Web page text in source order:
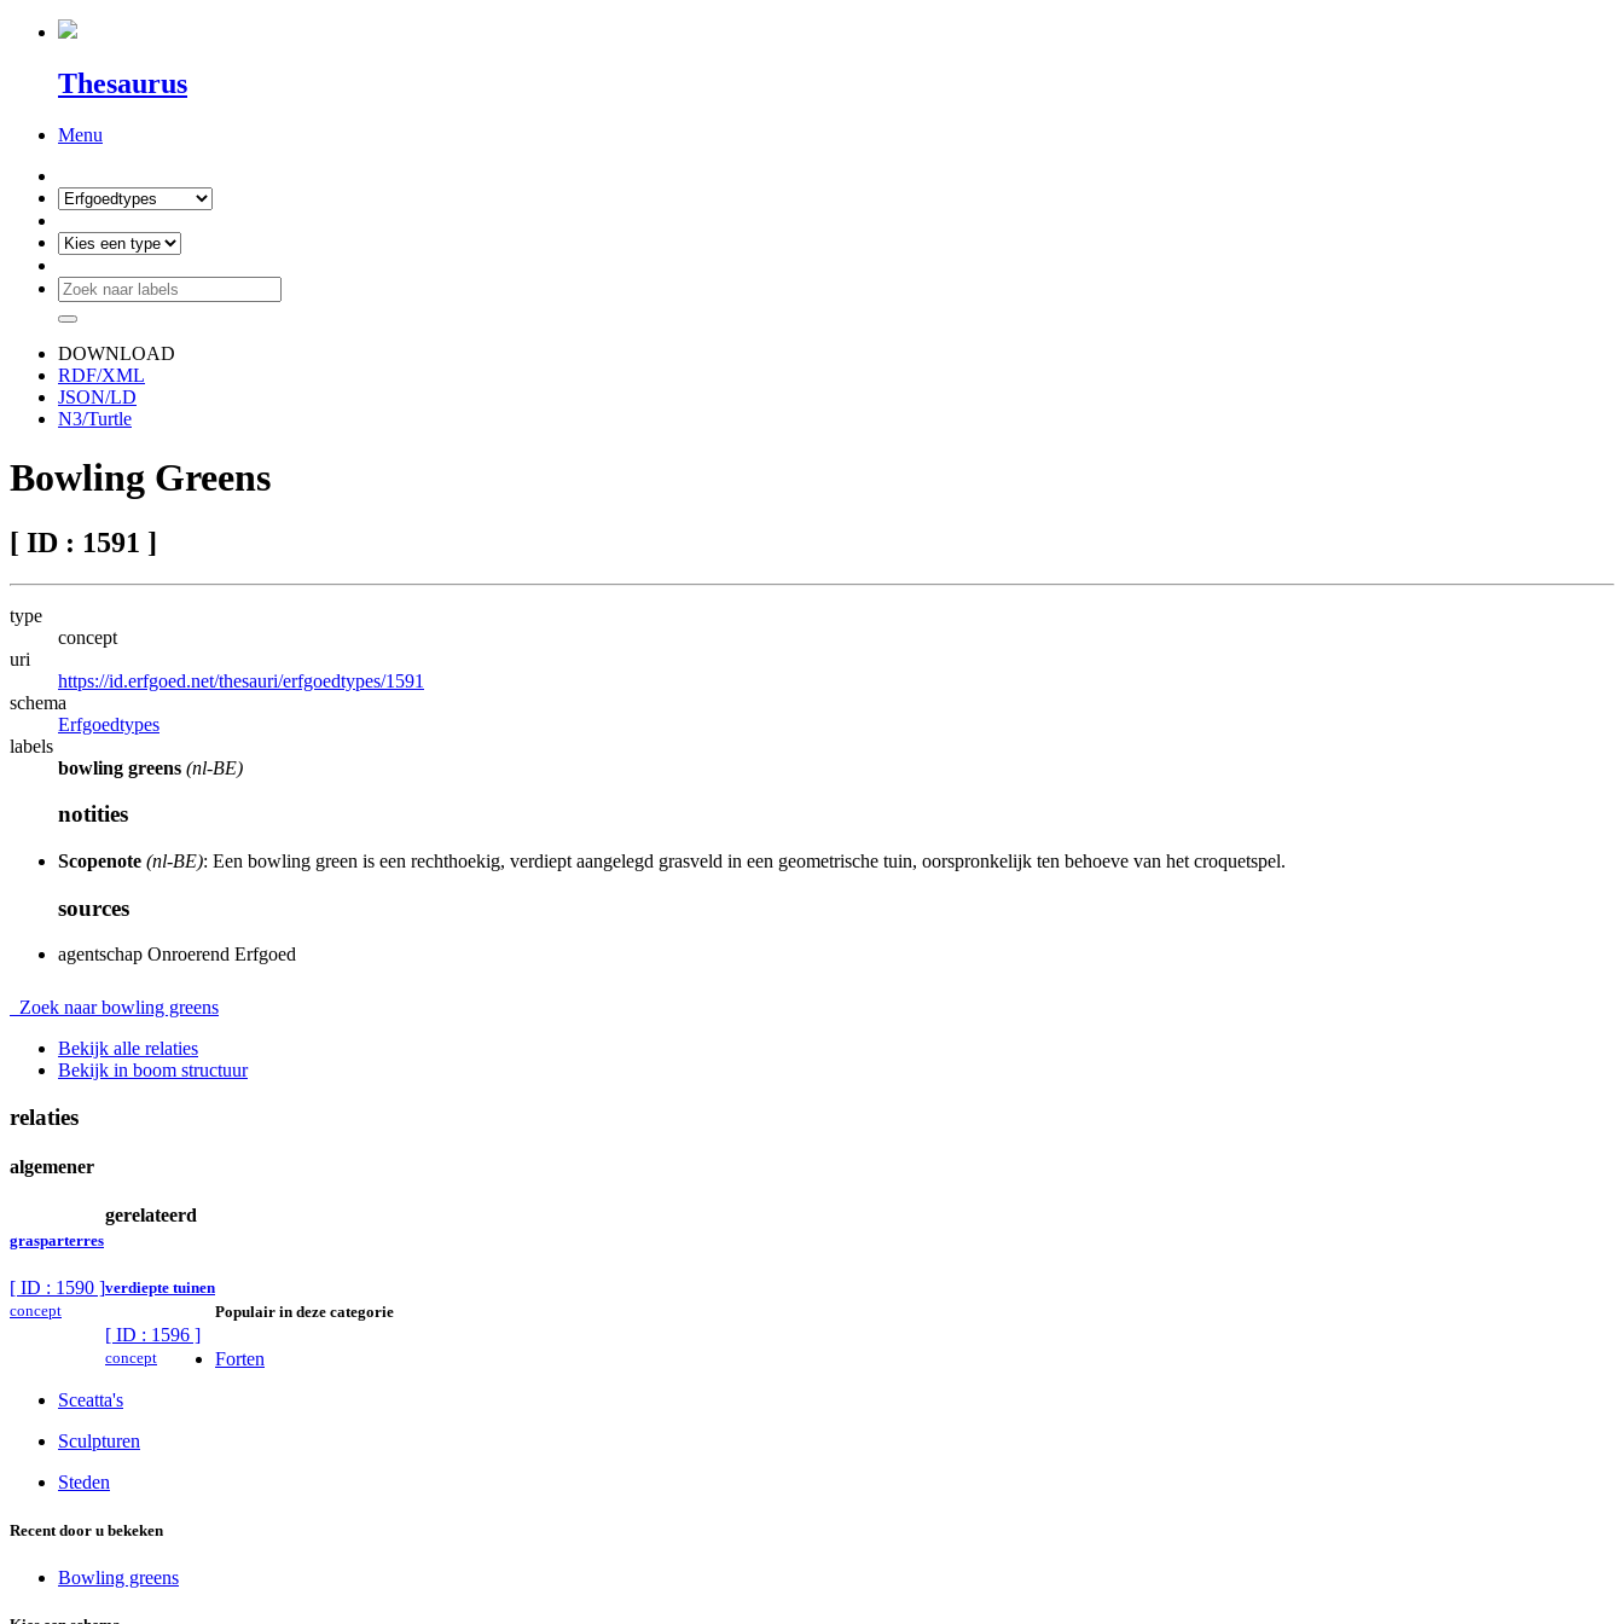
Thesaurus
Menu
DOWNLOAD
RDF/XML
JSON/LD
N3/Turtle
Bowling Greens
[ ID : 1591 ]
type
concept
uri
https://id.erfgoed.net/thesauri/erfgoedtypes/1591
schema
Erfgoedtypes
labels
bowling greens (nl-BE)
notities
Scopenote (nl-BE): Een bowling green is een rechthoekig, verdiept aangelegd grasveld in een geometrische tuin, oorspronkelijk ten behoeve van het croquetspel.
sources
agentschap Onroerend Erfgoed
Zoek naar bowling greens
Bekijk alle relaties
Bekijk in boom structuur
relaties
algemener
grasparterres
[ ID : 1590 ]
concept
gerelateerd
verdiepte tuinen
[ ID : 1596 ]
concept
Populair in deze categorie
Forten
Sceatta's
Sculpturen
Steden
Recent door u bekeken
Bowling greens